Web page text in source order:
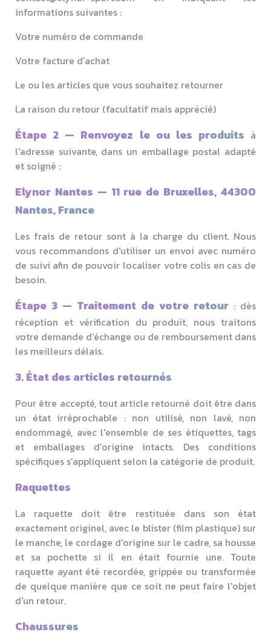
informations suivantes :
Votre numéro de commande
Votre facture d'achat
Le ou les articles que vous souhaitez retourner
La raison du retour (facultatif mais apprécié)
Étape 2 — Renvoyez le ou les produits à
l'adresse suivante, dans un emballage postal adapté
et soigné :
Elynor Nantes — 11 rue de Bruxelles, 44300
Nantes, France
Les frais de retour sont à la charge du client. Nous
vous recommandons d'utiliser un envoi avec numéro
de suivi afin de pouvoir localiser votre colis en cas de
besoin.
Étape 3 — Traitement de votre retour : dès
réception et vérification du produit, nous traitons
votre demande d'échange ou de remboursement dans
les meilleurs délais.
3. État des articles retournés
Pour être accepté, tout article retourné doit être dans
un état irréprochable : non utilisé, non lavé, non
endommagé, avec l'ensemble de ses étiquettes, tags
et emballages d'origine intacts. Des conditions
spécifiques s'appliquent selon la catégorie de produit.
Raquettes
La raquette doit être restituée dans son état
exactement originel, avec le blister (film plastique) sur
le manche, le cordage d'origine sur le cadre, sa housse
et sa pochette si il en était fournie une. Toute
raquette ayant été recordée, grippée ou transformée
de quelque manière que ce soit ne peut faire l'objet
d'un retour.
Chaussures